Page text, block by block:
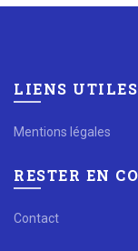
LIENS UTILES
Mentions légales
RESTER EN
Contact